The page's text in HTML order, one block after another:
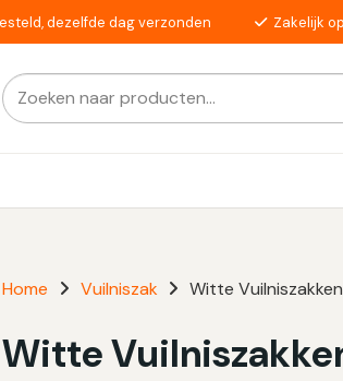
dezelfde dag verzonden Zakelijk
Zoeken
naar:
Als de resultaten voor automatisch
Home Vuilniszak Witte
Witte